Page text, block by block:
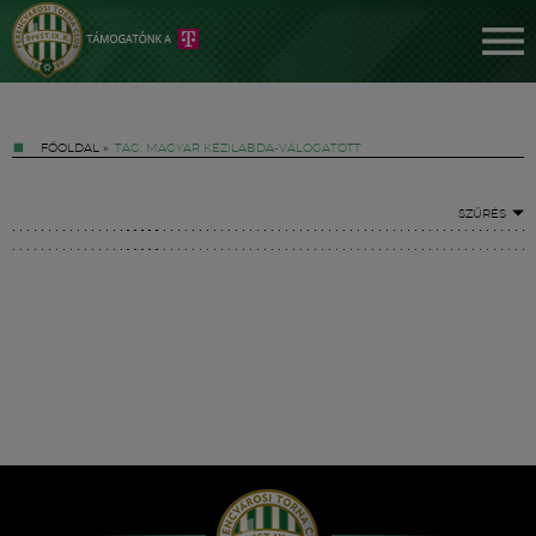
FŐOLDAL » TAG: MAGYAR KÉZILABDA-VÁLOGATOTT
SZŰRÉS
Hírek